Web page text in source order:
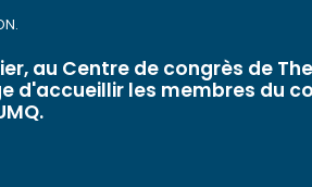
au Centre de congrès de
d'accueillir les membres du